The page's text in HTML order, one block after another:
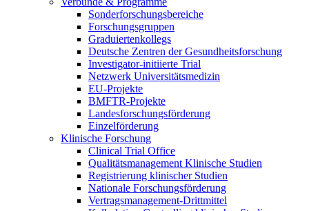
Sonderforschungsbereiche
Forschungsgruppen
Graduiertenkollegs
Deutsche Zentren der Gesundheitsforschung
Investigator-initiierte Trial
Netzwerk Universitätsmedizin
EU-Projekte
BMFTR-Projekte
Landesforschungsförderung
Einzelförderung
Klinische Forschung
Clinical Trial Office
Qualitätsmanagement Klinische Studien
Registrierung klinischer Studien
Nationale Forschungsförderung
Vertragsmanagement-Drittmittel